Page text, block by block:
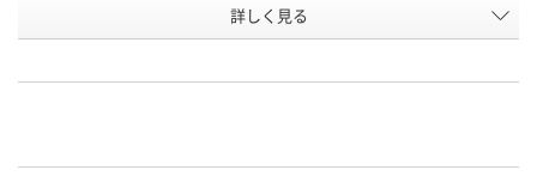
P245734 P245738
詳しく見る